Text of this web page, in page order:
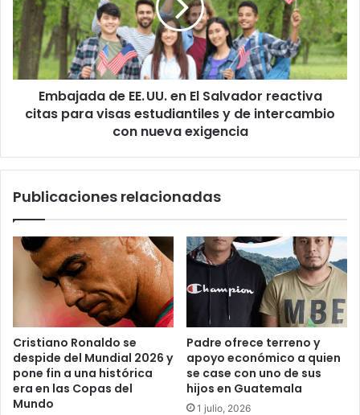
El
Salvador
reactiva
citas
para
estudiantiles
intercambio
nueva
Embajada de EE. UU. en El Salvador reactiva
citas para visas estudiantiles y de intercambio
con nueva exigencia
Publicaciones relacionadas
Cristiano Ronaldo se
despide del Mundial 2026 y
pone fin a una histórica
era en las Copas del
Mundo
Padre ofrece terreno y
apoyo económico a quien
se case con uno de sus
hijos en Guatemala
1 julio, 2026